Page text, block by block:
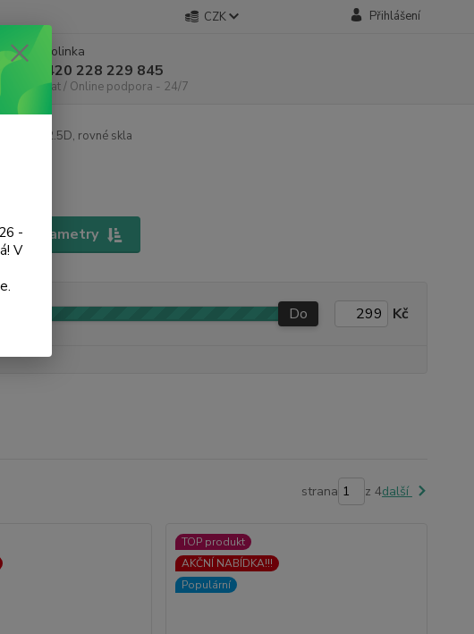
CZK Přihlášení
Infolinka
+420 228 229 845
Chat / Online podpora - 24/7
2D, 2.5D, rovné skla
a parametry
Do Kč
strana z 4další
TOP produkt
AKČNÍ NABÍDKA!!!
Populární
-
V